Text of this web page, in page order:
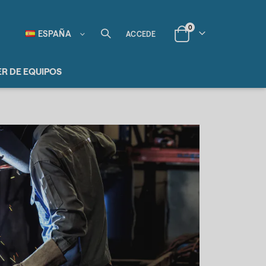
Lenguaje
ESPAÑA ACCEDE
Cart
0items
DE EQUIPOS